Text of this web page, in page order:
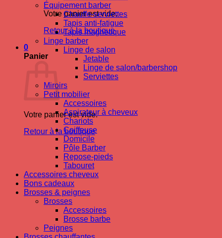
Votre panier est vide.
Retour à la boutique
0
Panier
Votre panier est vide.
Retour à la boutique
Équipement barber
Chauffe-serviettes
Tapis anti-fatigue
Tapis magnetique
Linge barber
Linge de salon
Jetable
Linge de salon/barbershop
Serviettes
Miroirs
Petit mobilier
Accessoires
Aspirateur à cheveux
Chariots
Coiffeuse
Domicile
Pôle Barber
Repose-pieds
Tabouret
Accessoires cheveux
Bons cadeaux
Brosses & peignes
Brosses
Accessoires
Brosse barbe
Peignes